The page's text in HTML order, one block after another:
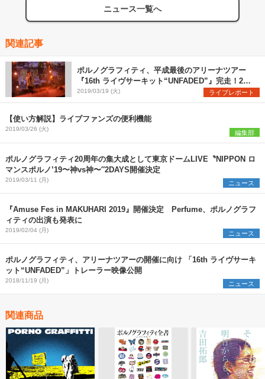
ニュース一覧へ
関連記事
ポルノグラフィティ、平成最後のアリーナツアー
『16th ライヴサーキット“UNFADED”』完走！20
周年の締めくくりは東京ドーム2days
2019/03/19 (火) ライブレポート
【使い方解説】ライブファンズの便利機能
2019/03/26 (火) 編集部
ポルノグラフィティ20周年の集大成として東京ドームLIVE〝NIPPON ロ
マンスポルノ’19〜神vs神〜″2DAYS開催決定
2019/03/11 (月) ニュース
『Amuse Fes in MAKUHARI 2019』開催決定 Perfume、ポルノグラフ
ィティの出演も発表に
2019/02/04 (月) ニュース
ポルノグラフィティ、アリーナツアーの開催に向け 「16th ライヴサーキ
ット“UNFADED”」トレーラー映像公開
2018/11/19 (月) ニュース
関連商品